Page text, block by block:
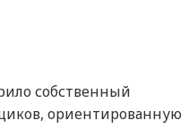
собственный
ориентированную